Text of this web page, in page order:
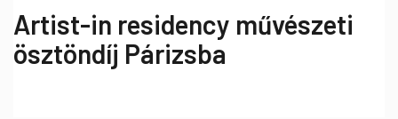
Artist-in residency művészeti
ösztöndíj Párizsba